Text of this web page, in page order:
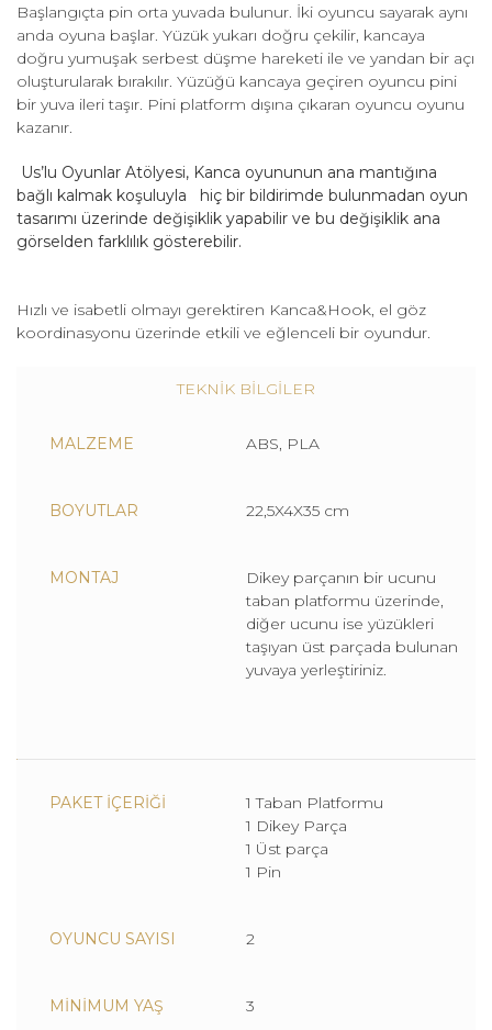
Başlangıçta pin orta yuvada bulunur. İki oyuncu sayarak aynı
anda oyuna başlar. Yüzük yukarı doğru çekilir, kancaya
doğru yumuşak serbest düşme hareketi ile ve yandan bir açı
oluşturularak bırakılır. Yüzüğü kancaya geçiren oyuncu pini
bir yuva ileri taşır. Pini platform dışına çıkaran oyuncu oyunu
kazanır.
Us’lu Oyunlar Atölyesi, Kanca oyununun ana mantığına
bağlı kalmak koşuluyla hiç bir bildirimde bulunmadan oyun
tasarımı üzerinde değişiklik yapabilir ve bu değişiklik ana
görselden farklılık gösterebilir.
Hızlı ve isabetli olmayı gerektiren Kanca&Hook, el göz
koordinasyonu üzerinde etkili ve eğlenceli bir oyundur.
TEKNİK BİLGİLER
MALZEME ABS, PLA
BOYUTLAR 22,5X4X35 cm
MONTAJ
Dikey parçanın bir ucunu
taban platformu üzerinde,
diğer ucunu ise yüzükleri
taşıyan üst parçada bulunan
yuvaya yerleştiriniz.
PAKET İÇERİĞİ
1 Taban Platformu
1 Dikey Parça
1 Üst parça
1 Pin
OYUNCU SAYISI 2
MİNİMUM YAŞ 3